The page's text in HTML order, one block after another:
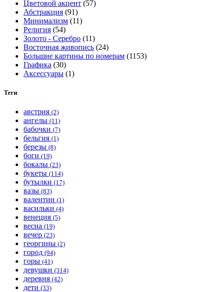
Цветовой акцент (57)
Абстракция (91)
Минимализм (11)
Религия (54)
Золото - Серебро (11)
Восточная живопись (24)
Большие картины по номерам (1153)
Графика (30)
Аксессуары (1)
Теги
австрия (2)
ангелы (11)
бабочки (7)
бельгия (1)
березы (8)
боги (19)
бокалы (23)
букеты (114)
бутылки (17)
вазы (83)
валентин (1)
васильки (4)
венеция (5)
весна (19)
вечер (23)
георгины (2)
город (94)
горы (41)
девушки (314)
деревня (42)
дети (33)